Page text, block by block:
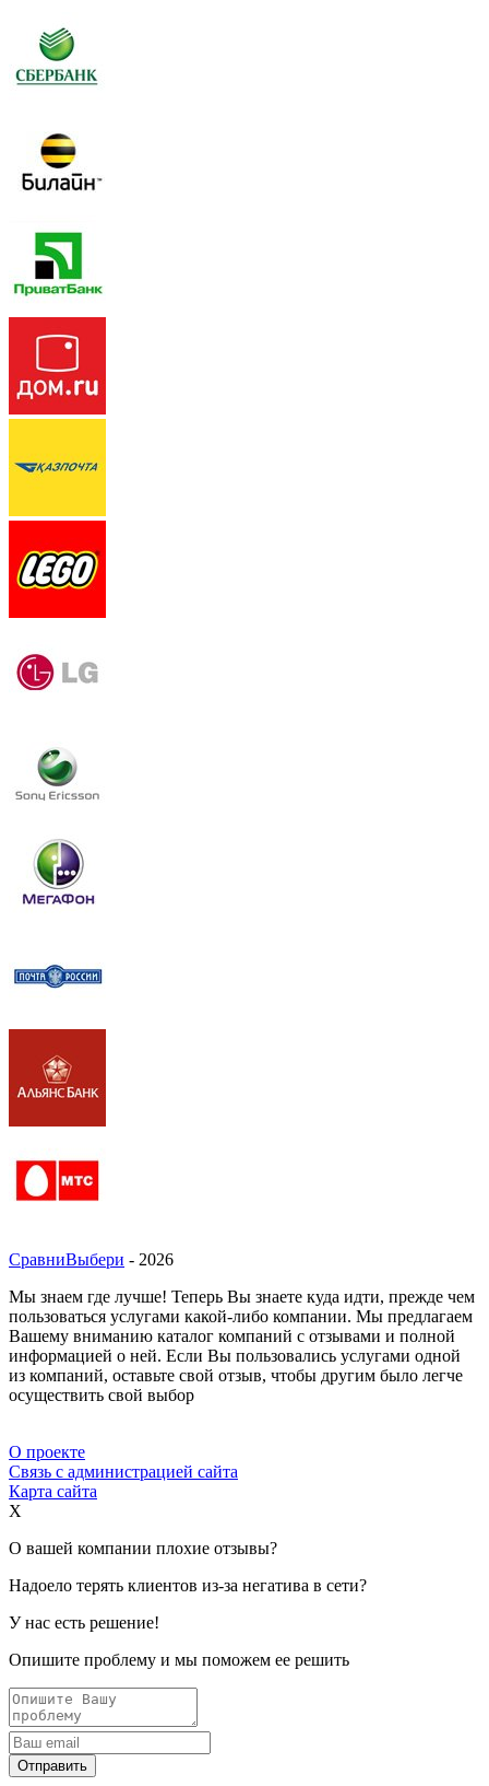
СравниВыбери - 2026
Мы знаем где лучше! Теперь Вы знаете куда идти, прежде чем
пользоваться услугами какой-либо компании. Мы предлагаем
Вашему вниманию каталог компаний с отзывами и полной
информацией о ней. Если Вы пользовались услугами одной
из компаний, оставьте свой отзыв, чтобы другим было легче
осуществить свой выбор
О проекте
Связь с администрацией сайта
Карта сайта
X
О вашей компании плохие отзывы?
Надоело терять клиентов из-за негатива в сети?
У нас есть решение!
Опишите проблему и мы поможем ее решить